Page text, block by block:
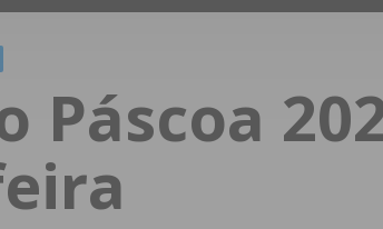
Páscoa